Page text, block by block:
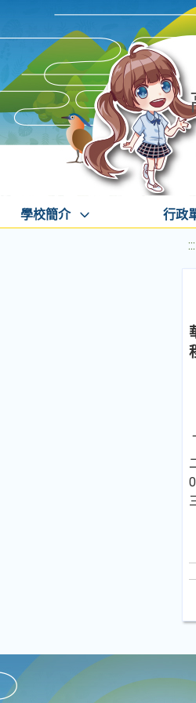
學校簡介 行政
:::